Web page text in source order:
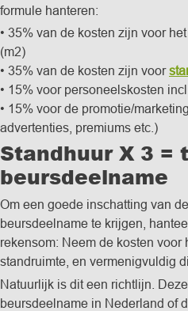
formule hanteren:
• 35% van de kosten zijn voor
(m2)
• 35% van de kosten zijn voor
• 15% voor personeelskosten
• 15% voor de promotie/
advertenties, premiums etc.)
Standhuur X 3 =
beursdeelname
Om een goede inschatting van
beursdeelname te krijgen,
rekensom: Neem de kosten voor
standruimte, en vermenigvuldig
Natuurlijk is dit een richtlijn.
beursdeelname in Nederland of